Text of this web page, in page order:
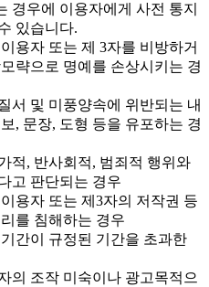
경우에 이용자에게 사전 통지
있습니다.
용자 또는 제 3자를 비방하거
략으로 명예를 손상시키는 경
서 및 미풍양속에 위반되는 내
, 문장, 도형 등을 유포하는 경
적, 반사회적, 범죄적 행위와
고 판단되는 경우
용자 또는 제3자의 저작권 등
를 침해하는 경우
간이 규정된 기간을 초과한
의 조작 미숙이나 광고목적으